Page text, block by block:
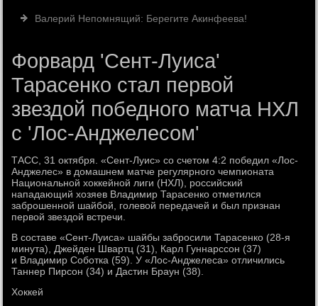
Валерий Непомнящий: Берегите Акинфеева!
Форвард 'Сент-Луиса'
Тарасенко стал первой
звездой победного матча НХЛ
с 'Лос-Анджелесом'
ТАСС, 31 октября. «Сент-Луис» со счетом 4:2 победил «Лос-
Анджелес» в домашнем матче регулярного чемпионата
Национальной хоккейной лиги (НХЛ), российский
нападающий хозяев Владимир Тарасенко отметился
заброшенной шайбой, голевой передачей и был признан
первой звездой встречи.
В составе «Сент-Луиса» шайбы забросили Тарасенко (28-я
минута), Джейден Швартц (31), Карл Гуннарссон (37)
и Владимир Соботка (59). У «Лос-Анджелеса» отличились
Таннер Пирсон (34) и Дастин Браун (38).
Хоккей